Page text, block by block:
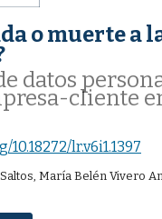
o muerte a
datos
cliente
lr.v6i1.1397
María Belén Vivero